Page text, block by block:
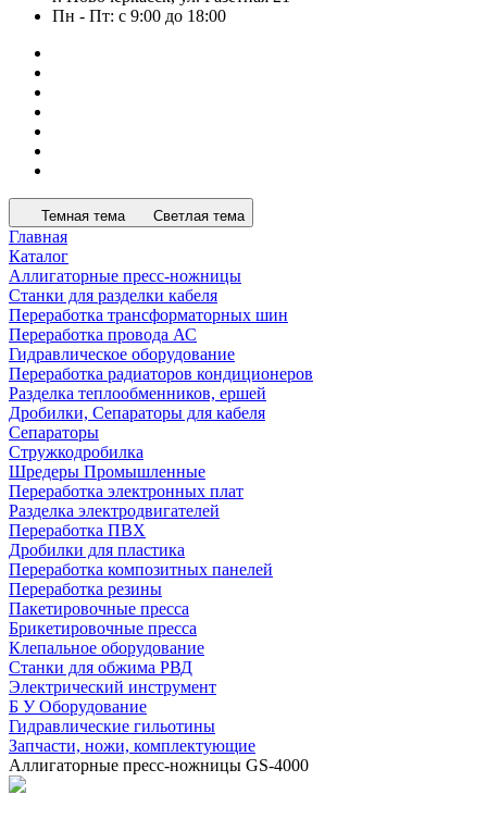
Пн - Пт: с 9:00 до 18:00
Темная тема Светлая тема
Главная
Каталог
Аллигаторные пресс-ножницы
Станки для разделки кабеля
Переработка трансформаторных шин
Переработка провода АС
Гидравлическое оборудование
Переработка радиаторов кондиционеров
Разделка теплообменников, ершей
Дробилки, Сепараторы для кабеля
Сепараторы
Стружкодробилка
Шредеры Промышленные
Переработка электронных плат
Разделка электродвигателей
Переработка ПВХ
Дробилки для пластика
Переработка композитных панелей
Переработка резины
Пакетировочные пресса
Брикетировочные пресса
Клепальное оборудование
Станки для обжима РВД
Электрический инструмент
Б У Оборудование
Гидравлические гильотины
Запчасти, ножи, комплектующие
Аллигаторные пресс-ножницы GS-4000